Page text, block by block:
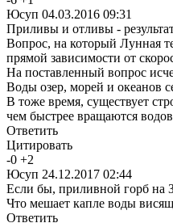
Юсуп 04.03.2016 09:31
Приливы и отливы -
Вопрос, на который Лунная
прямой зависимости от
На поставленный вопрос
Воды озер, морей и океанов
В тоже время, существует
чем быстрее вращаются
Ответить
Цитировать
-0 +2
Юсуп 24.12.2017 02:44
Если бы, приливной горб на
Что мешает капле воды
Ответить